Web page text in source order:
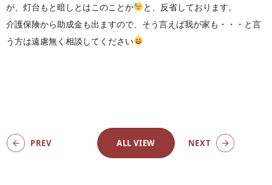
が、灯台もと暗しとはこのことか
と、反省しております。
介護保険から助成金も出ますので、そう言えば我が家も・・・と言
う方は遠慮無く相談してください
PREV ALL VIEW NEXT